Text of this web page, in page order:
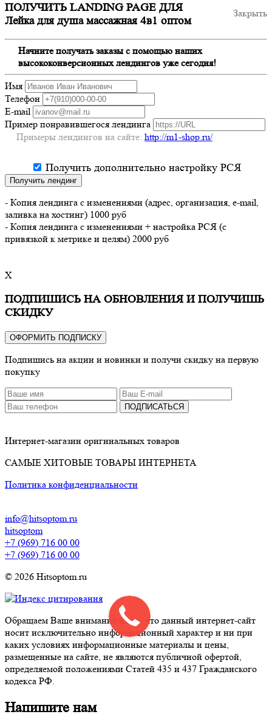
Закрыть
ПОЛУЧИТЬ LANDING PAGE ДЛЯ
Лейка для душа массажная 4в1 оптом
Начните получать заказы с помощью наших
высококонверсионных лендингов уже сегодня!
Имя
Телефон
E-mail
Пример понравившегося лендинга
Примеры лендингов на сайте: http://m1-shop.ru/
Получить дополнительно настройку РСЯ
Получить лендинг
- Копия лендинга с изменениями (адрес, организация, e-mail,
заливка на хостинг) 1000 руб
- Копия лендинга с изменениями + настройка РСЯ (с
привязкой к метрике и целям) 2000 руб
X
ПОДПИШИСЬ НА ОБНОВЛЕНИЯ И ПОЛУЧИШЬ
СКИДКУ
ОФОРМИТЬ ПОДПИСКУ
Подпишись на акции и новинки и получи скидку на первую
покупку
ПОДПИСАТЬСЯ
Интернет-магазин оригинальных товаров
САМЫЕ ХИТОВЫЕ ТОВАРЫ ИНТЕРНЕТА
Политика конфиденциальности
info@hitsoptom.ru
hitsoptom
+7 (969) 716 00 00
+7 (969) 716 00 00
© 2026 Hitsoptom.ru
Обращаем Ваше внимание на то, что данный интернет-сайт
носит исключительно информационный характер и ни при
каких условиях информационные материалы и цены,
размещенные на сайте, не являются публичной офертой,
определяемой положениями Статей 435 и 437 Гражданского
кодекса РФ.
Напишите нам